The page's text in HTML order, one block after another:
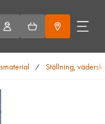
/ Ställning,